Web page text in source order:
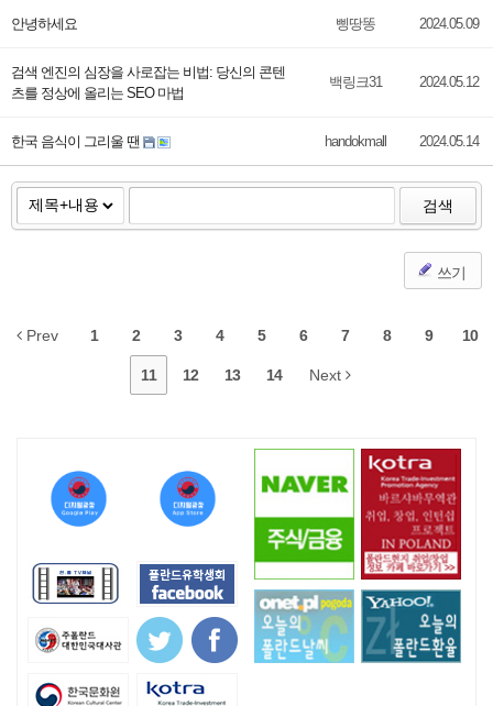
안녕하세요 삥땅똥 2024.05.09
검색 엔진의 심장을 사로잡는 비법: 당신의 콘텐
츠를 정상에 올리는 SEO 마법
백링크31 2024.05.12
한국 음식이 그리울 땐 handokmall 2024.05.14
검색
쓰기
Prev 1 2 3 4 5 6 7 8 9 10
11 12 13 14 Next